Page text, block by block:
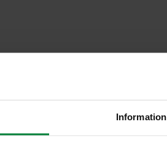
Information